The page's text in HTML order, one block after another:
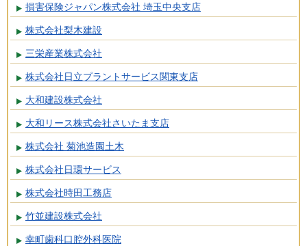
損害保険ジャパン株式会社 埼玉中央支店
株式会社梨木建設
三栄産業株式会社
株式会社日立プラントサービス関東支店
大和建設株式会社
大和リース株式会社さいたま支店
株式会社 菊池造園土木
株式会社日環サービス
株式会社時田工務店
竹並建設株式会社
幸町歯科口腔外科医院